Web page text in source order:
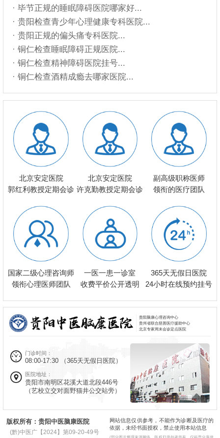
· 毕节正规的睡眠障碍医院哪家好...
· 贵阳检查青少年心理健康专科医院...
· 贵阳正规的偏头痛专科医院...
· 铜仁检查睡眠障碍正规医院...
· 铜仁检查精神障碍医院挂号...
· 铜仁检查酒精成瘾去哪家医院...
北京安定医院
郭红利教授定期会诊
北京安定医院
许克勤教授定期会诊
副高级职称医师
领衔的医疗团队
国家二级心理咨询师
领衔心理医师团队
一医一患一诊室
收费平价公开透明
365天无假日医院
24小时在线预约挂号
贵阳脑康心理咨询中心
贵州省联合慈善医疗援助中心
北京专家周末会诊定点医院
门诊时间：
08:00-17:30 （365天无假日医院）
医院地址：
贵阳市南明区花溪大道北段446号
（艺校立交对面野猫井公交站旁）
版权所有：贵阳中医脑康医院
(黔)中医广【2024】第09-20-49号
网站信息仅供参考，不能作为诊断及医疗的
依据，未经书面授权，禁止使用本站信息